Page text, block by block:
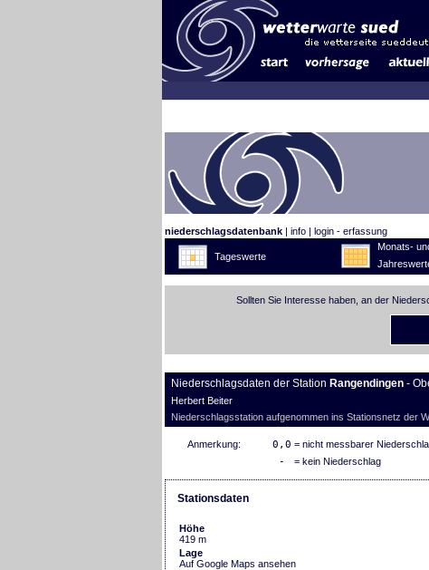
niederschlagsdatenbank| info| login - erfassung
Tageswerte
Monats-
Sollten Sie Interesse haben, an der
Niederschlagsdaten der Station Rangendingen-
Herbert Beiter
Niederschlagsstation aufgenommen ins Stationsnetz der
Anmerkung: 0,0 = nicht messbarer
- = kein Niederschlag
Stationsdaten
Höhe
419 m
Lage
Auf Google Maps ansehen